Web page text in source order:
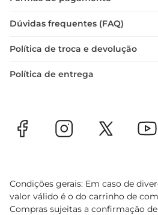
Dúvidas frequentes (FAQ)
Política de troca e devolução
Política de entrega
Condições gerais: Em caso de
valor válido é o do carrinho de
Compras sujeitas a confirmação